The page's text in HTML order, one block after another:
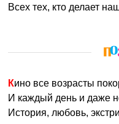
Всех тех, кто делает
Кино все возрасты
И каждый день и даже
История, любовь,